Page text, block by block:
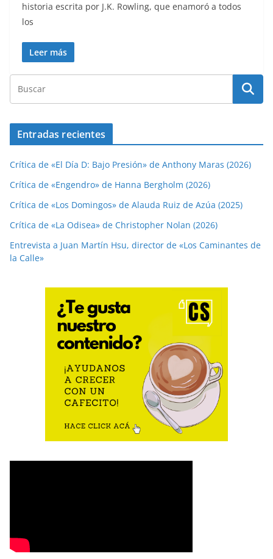
historia escrita por J.K. Rowling, que enamoró a todos
los
Leer más
Entradas recientes
Crítica de «El Día D: Bajo Presión» de Anthony Maras (2026)
Crítica de «Engendro» de Hanna Bergholm (2026)
Crítica de «Los Domingos» de Alauda Ruiz de Azúa (2025)
Crítica de «La Odisea» de Christopher Nolan (2026)
Entrevista a Juan Martín Hsu, director de «Los Caminantes de
la Calle»